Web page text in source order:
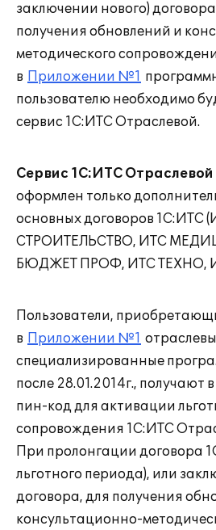
заключении нового)
получения обновлений и
методического
в Приложении №1
пользователю необходимо
сервис 1С:ИТС Отраслевой.
Сервис 1С:ИТС Отраслевой
оформлен только
основных договоров 1С:ИТС
СТРОИТЕЛЬСТВО, ИТС
БЮДЖЕТ ПРОФ, ИТС ТЕХНО,
Пользователи,
в Приложении №1
специализированные
после 28.01.2014г., получают
пин-код для активации
сопровождения 1С:ИТС
При пролонгации договора
льготного периода), или
договора, для получения
консультационно-